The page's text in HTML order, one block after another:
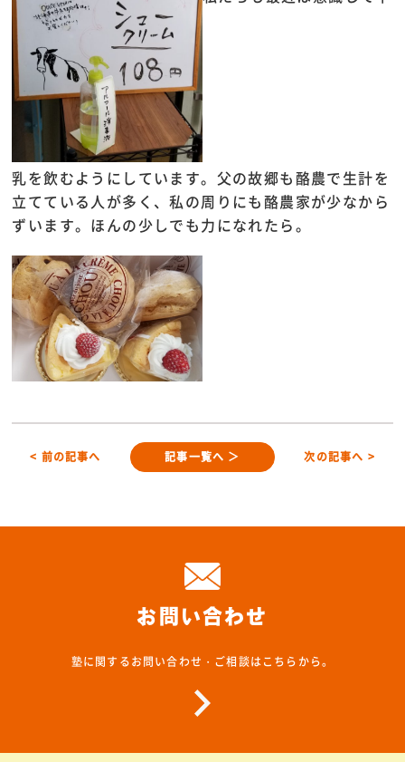
乳を飲むようにしています。父の故郷も酪農で生計を
立てている人が多く、私の周りにも酪農家が少なから
ずいます。ほんの少しでも力になれたら。
< 前の記事へ 記事一覧へ ＞ 次の記事へ >
お問い合わせ
塾に関するお問い合わせ・ご相談はこちらから。